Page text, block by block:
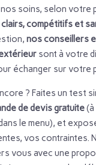
soins, selon votre
compétitifs et
nos conseillers
sont à votre
échanger sur votre
? Faites un test
de devis gratuite(à
le menu), et
vos contraintes.
vous avec une